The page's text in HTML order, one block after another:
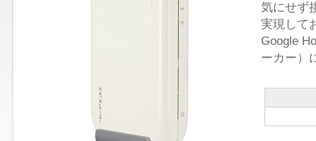
気にせず
実現して
Google
ーカー）